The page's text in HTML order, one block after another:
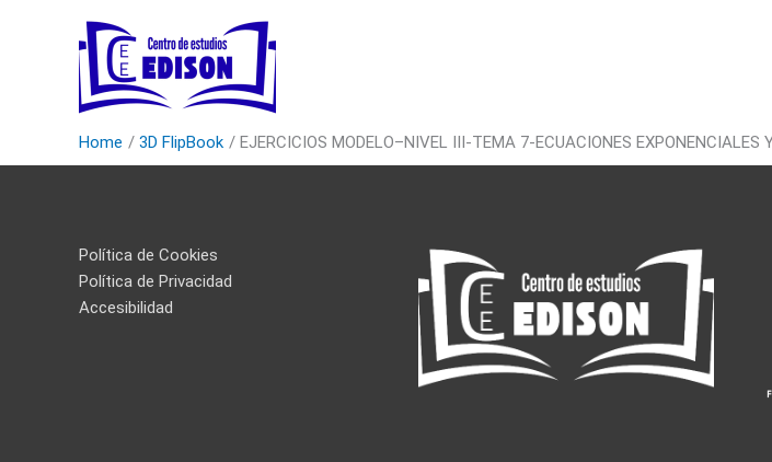
Home 3D FlipBook EJERCICIOS MODELO–NIVEL III-TEMA 7-ECUACIONES
Política de Cookies
Política de Privacidad
Accesibilidad